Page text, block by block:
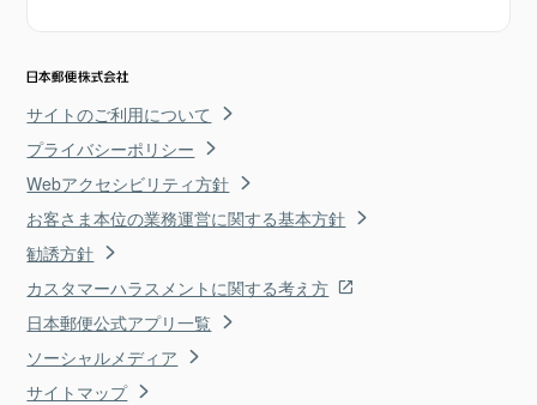
サイトのご利用について
プライバシーポリシー
Webアクセシビリティ方針
お客さま本位の業務運営に関する基本方針
勧誘方針
カスタマーハラスメントに関する考え方
日本郵便公式アプリ一覧
ソーシャルメディア
サイトマップ